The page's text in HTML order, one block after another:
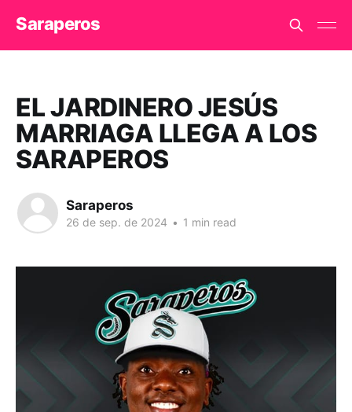
Saraperos
EL JARDINERO JESÚS
MARRIAGA LLEGA A LOS
SARAPEROS
Saraperos
26 de sep. de 2024 • 1 min read